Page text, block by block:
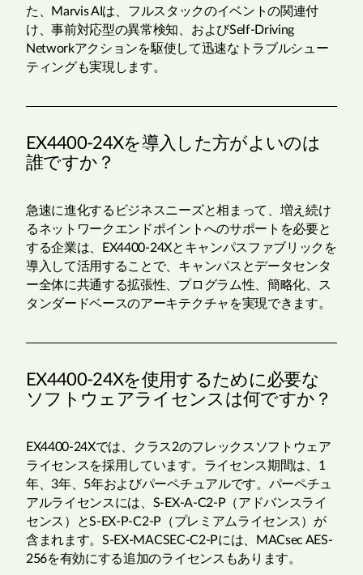
た、Marvis AIは、フルスタックのイベントの関連付
け、事前対応型の異常検知、およびSelf-Driving
Networkアクションを駆使して迅速なトラブルシュー
ティングも実現します。
EX4400-24Xを導入した方がよいのは
誰ですか？
急速に進化するビジネスニーズと相まって、増え続け
るネットワークエンドポイントへのサポートを必要と
する企業は、EX4400-24Xとキャンパスファブリックを
導入して活用することで、キャンパスとデータセンタ
ー全体に共通する拡張性、プログラム性、簡略化、ス
タンダードベースのアーキテクチャを実現できます。
EX4400-24Xを使用するために必要な
ソフトウェアライセンスは何ですか？
EX4400-24Xでは、クラス2のフレックスソフトウェア
ライセンスを採用しています。ライセンス期間は、1
年、3年、5年およびパーペチュアルです。パーペチュ
アルライセンスには、S-EX-A-C2-P（アドバンスライ
センス）とS-EX-P-C2-P（プレミアムライセンス）が
含まれます。S-EX-MACSEC-C2-Pには、MACsec AES-
256を有効にする追加のライセンスもあります。